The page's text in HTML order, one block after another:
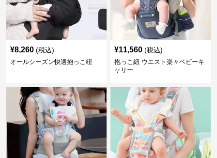
¥8,260 (税込)
オールシーズン快適抱っこ紐
¥11,560 (税込)
抱っこ紐 ウエスト楽々ベビーキ
ャリー